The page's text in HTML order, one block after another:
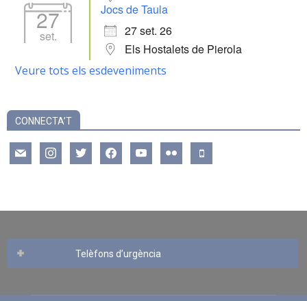
27
set.
Jocs de Taula
27 set. 26
Els Hostalets de Pierola
Veure tots els esdeveniments
CONNECTA’T
mail instagramtwitter facebookyoutube flickr mobile
Telèfons d’urgència